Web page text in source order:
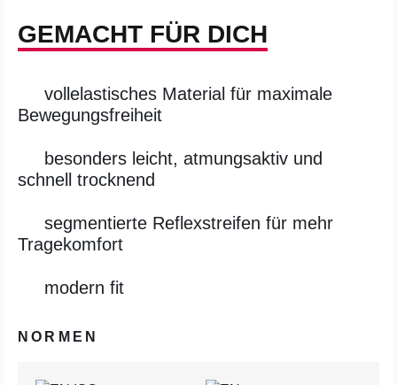
GEMACHT FÜR DICH
vollelastisches Material für maximale
Bewegungsfreiheit
besonders leicht, atmungsaktiv und
schnell trocknend
segmentierte Reflexstreifen für mehr
Tragekomfort
modern fit
NORMEN